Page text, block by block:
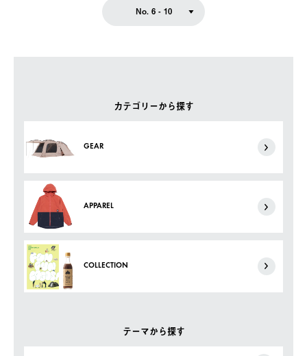
カテゴリーから探す
GEAR
APPAREL
COLLECTION
テーマから探す
No. 6 - 10